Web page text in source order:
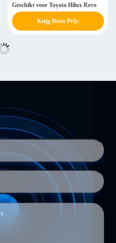
Geschikt voor Toyota Hilux Revo
Krijg Beste Prijs